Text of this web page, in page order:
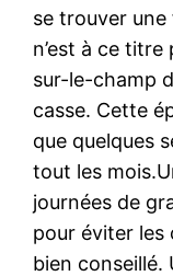
se trouver une
n’est à ce
sur-le-champ
casse. Cette
que quelques
tout les
journées de
pour éviter les
bien conseillé.